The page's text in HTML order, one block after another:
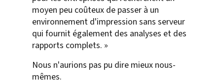
moyen peu coûteux de passer à un
environnement d'impression sans serveur
qui fournit également des analyses et des
rapports complets. »
Nous n'aurions pas pu dire mieux nous-
mêmes.